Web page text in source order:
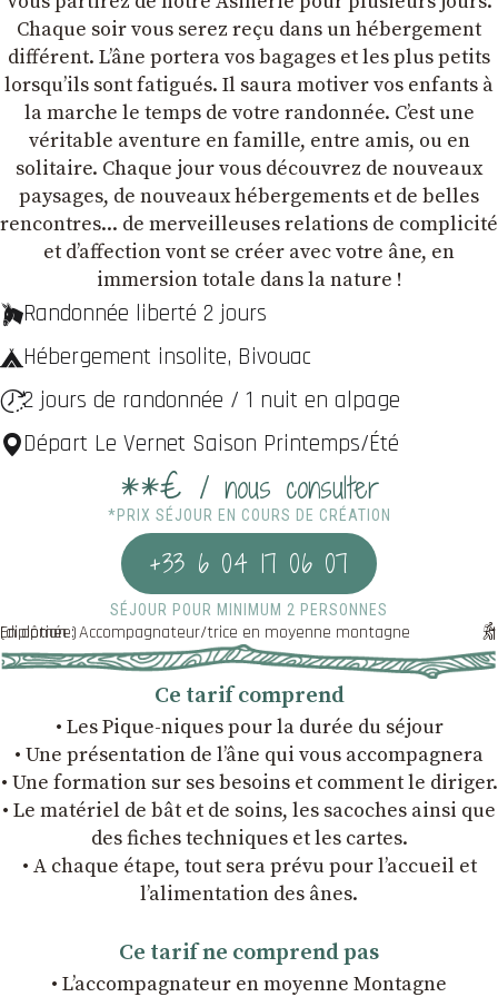
Chaque soir vous serez reçu dans un hébergement
différent. L’âne portera vos bagages et les plus petits
lorsqu’ils sont fatigués. Il saura motiver vos enfants à
la marche le temps de votre randonnée. C’est une
véritable aventure en famille, entre amis, ou en
solitaire. Chaque jour vous découvrez de nouveaux
paysages, de nouveaux hébergements et de belles
rencontres... de merveilleuses relations de complicité
et dʼaffection vont se créer avec votre âne, en
immersion totale dans la nature !
Randonnée liberté 2 jours
Hébergement insolite, Bivouac
2 jours de randonnée / 1 nuit en alpage
Départ Le Vernet Saison Printemps/Été
**€ / nous consulter
*PRIX SÉJOUR EN COURS DE CRÉATION
+33 6 04 17 06 07
SÉJOUR POUR MINIMUM 2 PERSONNES
En option : Accompagnateur/trice en moyenne montagne (diplômée)
Ce tarif comprend
• Les Pique-niques pour la durée du séjour
• Une présentation de l’âne qui vous accompagnera
• Une formation sur ses besoins et comment le diriger.
• Le matériel de bât et de soins, les sacoches ainsi que
des fiches techniques et les cartes.
• A chaque étape, tout sera prévu pour l’accueil et
l’alimentation des ânes.
Ce tarif ne comprend pas
• L’accompagnateur en moyenne Montagne